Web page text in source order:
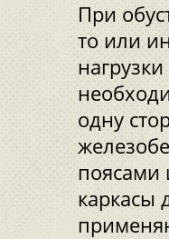
При
то или
одну
поясами
каркасы